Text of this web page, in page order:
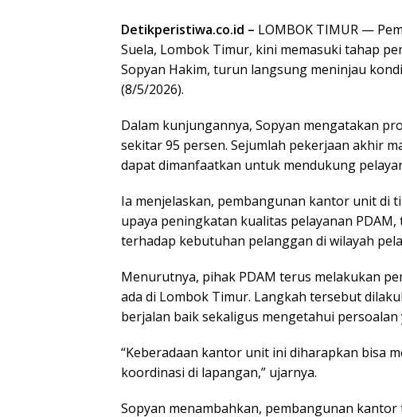
Detikperistiwa.co.id – LOMBOK TIMUR —
Suela, Lombok Timur, kini memasuki tahap
Sopyan Hakim, turun langsung meninjau
(8/5/2026).
Dalam kunjungannya, Sopyan mengatakan
sekitar 95 persen. Sejumlah pekerjaan akhir
dapat dimanfaatkan untuk mendukung
Ia menjelaskan, pembangunan kantor unit di
upaya peningkatan kualitas pelayanan
terhadap kebutuhan pelanggan di wilayah
Menurutnya, pihak PDAM terus melakukan
ada di Lombok Timur. Langkah tersebut
berjalan baik sekaligus mengetahui
“Keberadaan kantor unit ini diharapkan bisa
koordinasi di lapangan,” ujarnya.
Sopyan menambahkan, pembangunan